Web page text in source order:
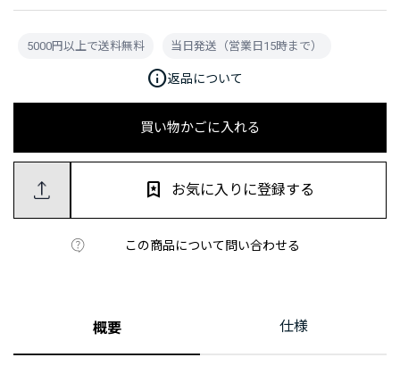
買い物かごに入れる
この商品について問い合わせる
お気に入りに登録する
5000円以上で送料無料 当日発送（営業日15時まで）
info返品について
概要 仕様